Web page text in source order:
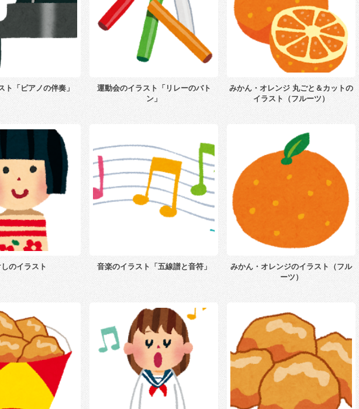
ト「ピアノの伴奏」
運動会のイラスト「リレーのバト
ン」
みかん・オレンジ 丸ごと＆カットの
イラスト（フルーツ）
のイラスト 音楽のイラスト「五線譜と音符」
みかん・オレンジのイラスト（フル
ーツ）